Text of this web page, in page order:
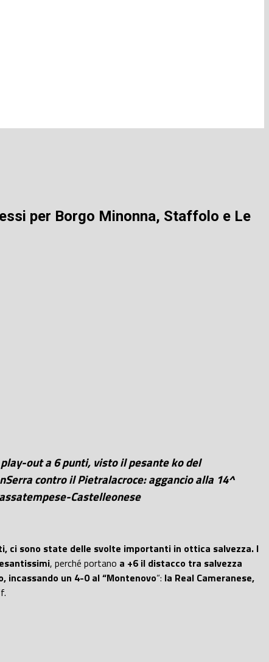
per Borgo Minonna, Staffolo e Le
out a 6 punti, visto il pesante ko del
contro il Pietralacroce: aggancio alla 14^
Castelleonese
ci sono state delle svolte importanti in ottica salvezza. I
, perché portano a +6 il distacco tra salvezza
incassando un 4-0 al “Montenovo“: la Real Cameranese,